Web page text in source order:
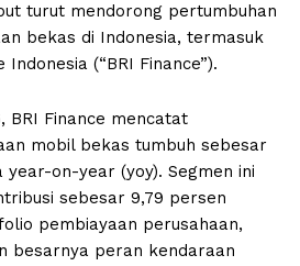
turut mendorong pertumbuhan
bekas di Indonesia, termasuk
(“BRI Finance”).
BRI Finance mencatat
mobil bekas tumbuh sebesar
year-on-year (yoy). Segmen ini
sebesar 9,79 persen
pembiayaan perusahaan,
besarnya peran kendaraan